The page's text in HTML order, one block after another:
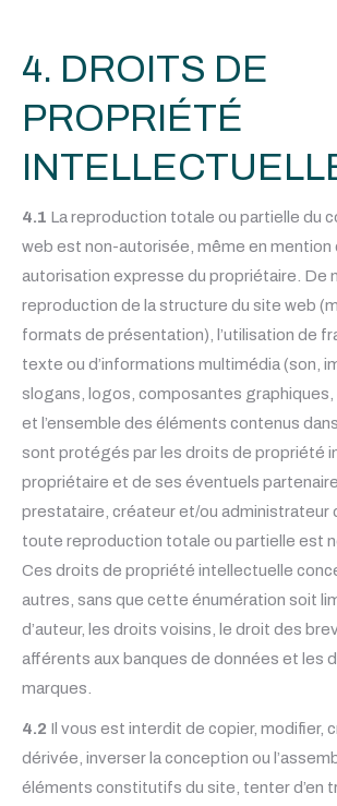
4. DROITS DE
PROPRIÉTÉ
4.1 La reproduction totale ou partielle du
web est non-autorisée, même en mention
autorisation expresse du propriétaire. De
reproduction de la structure du site web
formats de présentation), l’utilisation de
texte ou d’informations multimédia (son,
slogans, logos, composantes
et l’ensemble des éléments contenus
sont protégés par les droits de propriété
propriétaire et de ses éventuels
prestataire, créateur et/ou administrateur
toute reproduction totale ou partielle est
Ces droits de propriété intellectuelle
autres, sans que cette énumération soit
d’auteur, les droits voisins, le droit des
afférents aux banques de données et les
marques.
4.2 Il vous est interdit de copier, modifier,
dérivée, inverser la conception ou
éléments constitutifs du site, tenter d’en